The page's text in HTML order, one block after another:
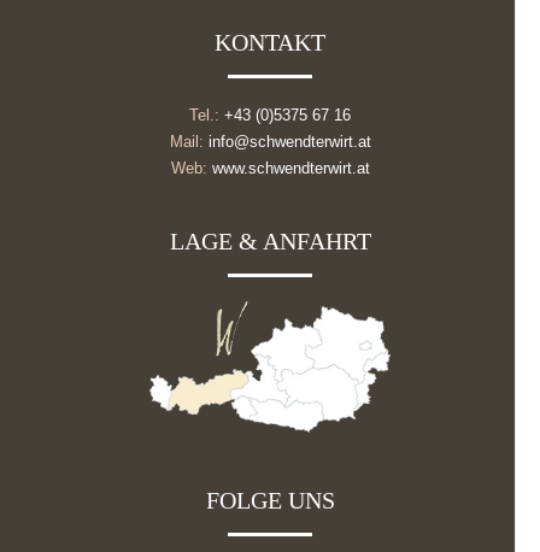
KONTAKT
Tel.: +43 (0)5375 67 16
Mail: info@schwendterwirt.at
Web: www.schwendterwirt.at
LAGE & ANFAHRT
FOLGE UNS